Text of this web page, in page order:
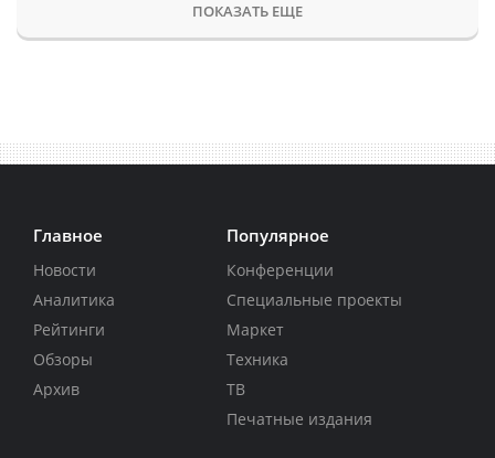
ПОКАЗАТЬ ЕЩЕ
Главное
Новости
Аналитика
Рейтинги
Обзоры
Архив
Популярное
Конференции
Специальные проекты
Маркет
Техника
ТВ
Печатные издания